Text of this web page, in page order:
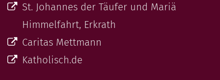
St. Johannes der Täufer und Mariä
Himmelfahrt, Erkrath
Caritas Mettmann
Katholisch.de